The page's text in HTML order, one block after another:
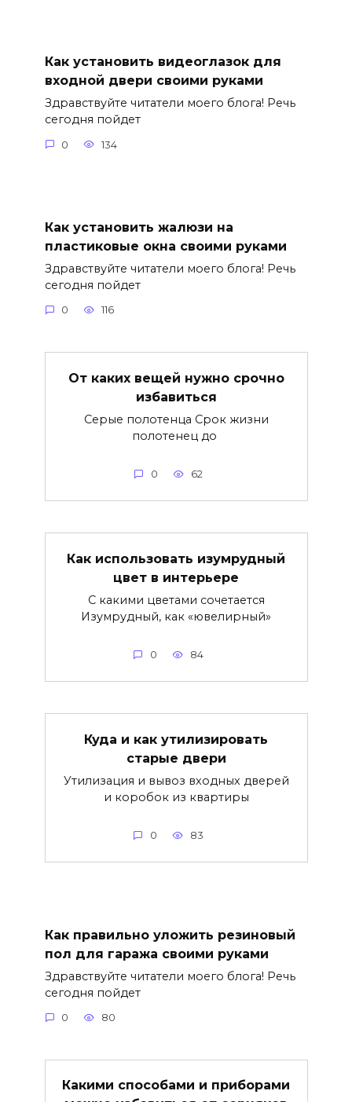
Как установить видеоглазок для
входной двери своими руками
Здравствуйте читатели моего блога! Речь
сегодня пойдет
0 134
Как установить жалюзи на
пластиковые окна своими руками
Здравствуйте читатели моего блога! Речь
сегодня пойдет
0 116
От каких вещей нужно срочно
избавиться
Серые полотенца Срок жизни
полотенец до
0 62
Как использовать изумрудный
цвет в интерьере
С какими цветами сочетается
Изумрудный, как «ювелирный»
0 84
Куда и как утилизировать
старые двери
Утилизация и вывоз входных дверей
и коробок из квартиры
0 83
Как правильно уложить резиновый
пол для гаража своими руками
Здравствуйте читатели моего блога! Речь
сегодня пойдет
0 80
Какими способами и приборами